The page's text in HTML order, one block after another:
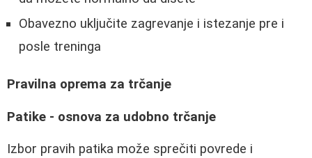
Obavezno uključite zagrevanje i istezanje pre i
posle treninga
Pravilna oprema za trčanje
Patike - osnova za udobno trčanje
Izbor pravih patika može sprečiti povrede i